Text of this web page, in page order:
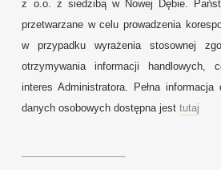
z o.o. z siedzibą w Nowej Dębie.
przetwarzane w celu prowadzenia
w przypadku wyrażenia stosownej
otrzymywania informacji handlowych,
interes Administratora. Pełna informacja
danych osobowych dostępna jesttutaj